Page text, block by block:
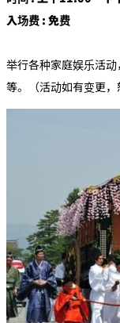
入场费 : 免费
举行各种家庭娱乐活
等。（活动如有变更，